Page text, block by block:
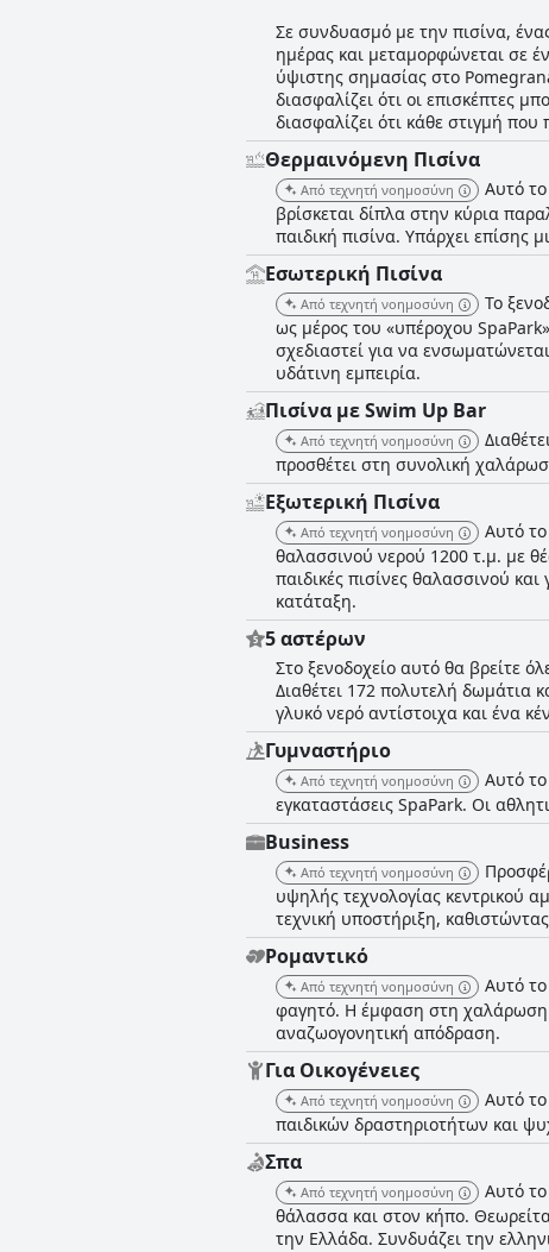
Σε συνδυασμό με την πισίνα,
ημέρας και μεταμορφώνεται σε
ύψιστης σημασίας στο
διασφαλίζει ότι οι επισκέπτες
διασφαλίζει ότι κάθε στιγμή
Θερμαινόμενη Πισίνα
Από τεχνητή νοημοσύνη
Αυτό
βρίσκεται δίπλα στην κύρια
παιδική πισίνα. Υπάρχει επίσης
Εσωτερική Πισίνα
Από τεχνητή νοημοσύνη
Το
ως μέρος του «υπέροχου
σχεδιαστεί για να
υδάτινη εμπειρία.
Πισίνα με Swim Up Bar
Από τεχνητή νοημοσύνη
προσθέτει στη συνολική
Εξωτερική Πισίνα
Από τεχνητή νοημοσύνη
Αυτό το
θαλασσινού νερού 1200 τ.μ. με
παιδικές πισίνες θαλασσινού
κατάταξη.
5 αστέρων
Στο ξενοδοχείο αυτό θα βρείτε
Διαθέτει 172 πολυτελή δωμάτια
γλυκό νερό αντίστοιχα και ένα
Γυμναστήριο
Από τεχνητή νοημοσύνη
Αυτό
εγκαταστάσεις SpaPark. Οι
Business
Από τεχνητή νοημοσύνη
υψηλής τεχνολογίας κεντρικού
τεχνική υποστήριξη,
Ρομαντικό
Από τεχνητή νοημοσύνη
Αυτό
φαγητό. Η έμφαση στη χαλάρωση
αναζωογονητική απόδραση.
Για Οικογένειες
Από τεχνητή νοημοσύνη
Αυτό το
παιδικών δραστηριοτήτων και
Σπα
Από τεχνητή νοημοσύνη
Αυτό
θάλασσα και στον κήπο.
την Ελλάδα. Συνδυάζει την